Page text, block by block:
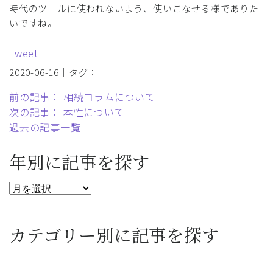
時代のツールに使われないよう、使いこなせる様でありた
いですね。
Tweet
2020-06-16｜タグ：
前の記事： 相続コラムについて
次の記事： 本性について
過去の記事一覧
年別に記事を探す
カテゴリー別に記事を探す